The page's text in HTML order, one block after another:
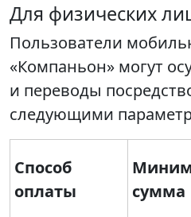
Для физических
Пользователи
«Компаньон» могут
и переводы
следующими
Способ
оплаты
сумма